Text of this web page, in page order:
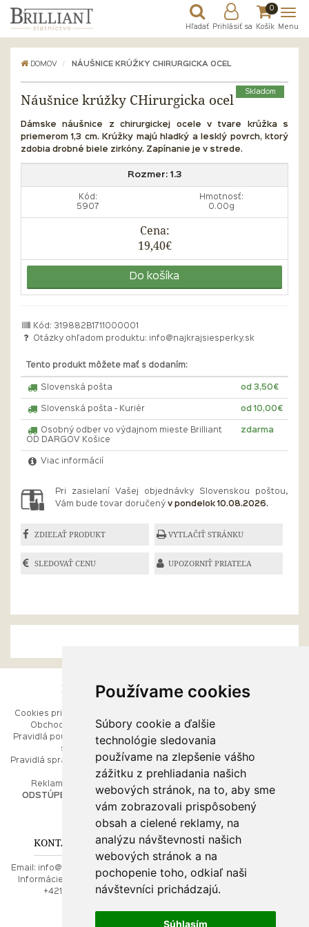
Používame cookies
Súbory cookie a ďalšie
technológie sledovania
používame na zlepšenie vášho
zážitku z prehliadania našich
webových stránok, na to, aby sme
vám zobrazovali prispôsobený
obsah a cielené reklamy, na
analýzu návštevnosti našich
webových stránok a na
pochopenie toho, odkiaľ naši
návštevníci prichádzajú.
Súhlasím
Hľadať Prihlásiť sa
0
Košík Menu
DOMOV NÁUŠNICE KRÚŽKY CHIRURGICKA OCEL
Skladom
Náušnice krúžky CHirurgicka ocel
Dámske náušnice z chirurgickej ocele v tvare krúžka s
priemerom 1,3 cm. Krúžky majú hladký a lesklý povrch, ktorý
zdobia drobné biele zirkóny. Zapínanie je v strede.
Rozmer: 1.3
Kód:
5907
Hmotnosť:
0.00g
Cena:
19,40€
Do košíka
Kód: 319882B1711000001
Otázky ohľadom produktu:
info@najkrajsiesperky.sk
Tento produkt môžete mať s dodaním:
Slovenská pošta od 3,50€
Slovenská pošta - Kuriér od 10,00€
Osobný odber vo výdajnom mieste Brilliant
OD DARGOV Košice
zdarma
Viac informácií
Pri zasielaní Vašej objednávky Slovenskou poštou,
Vám bude tovar doručený v pondelok 10.08.2026.
ZDIEĽAŤ PRODUKT VYTLAČIŤ STRÁNKU
SLEDOVAŤ CENU UPOZORNIŤ PRIATEĽA
ESHOP
Cookies pri prezeraní stránok
Obchodné podmienky
Pravidlá používania webových
stránok
Pravidlá spracúvania osobných
Reklamačný poriadok
ODSTÚPENIE OD ZMLUVY
RÝCHLE MENU
Ako balíme Vaše šperky
Kontaktujte nás
PORADŇA
Ako nakupovať
O drahých kovoch
Doprava a poštovné
KONTAKT NA NÁS
Email:
info@najkrajsiesperky.sk
Informácie:
+421917 881556,
+421556224323